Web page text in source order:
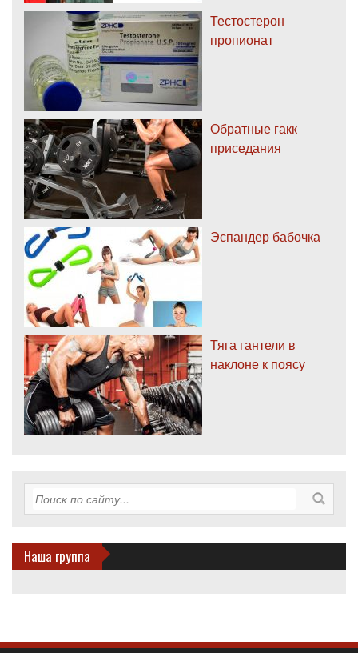
Тестостерон
пропионат
Обратные гакк
приседания
Эспандер бабочка
Тяга гантели в
наклоне к поясу
Наша группа